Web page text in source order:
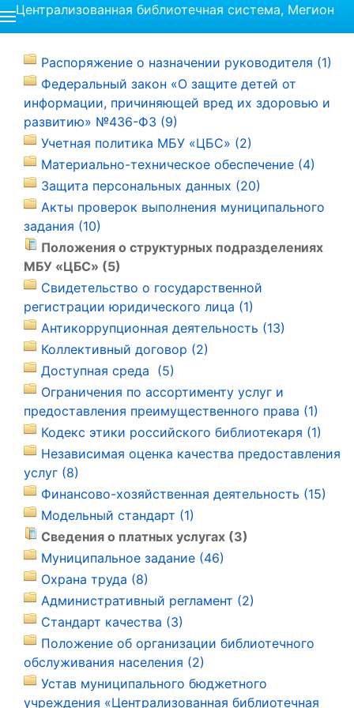
Централизованная библиотечная система, Мегион
Распоряжение о назначении руководителя (1)
Федеральный закон «О защите детей от
информации, причиняющей вред их здоровью и
развитию» №436-ФЗ (9)
Учетная политика МБУ «ЦБС» (2)
Материально-техническое обеспечение (4)
Защита персональных данных (20)
Акты проверок выполнения муниципального
задания (10)
Положения о структурных подразделениях
МБУ «ЦБС» (5)
Свидетельство о государственной
регистрации юридического лица (1)
Антикоррупционная деятельность (13)
Коллективный договор (2)
Доступная среда (5)
Ограничения по ассортименту услуг и
предоставления преимущественного права (1)
Кодекс этики российского библиотекаря (1)
Независимая оценка качества предоставления
услуг (8)
Финансово-хозяйственная деятельность (15)
Модельный стандарт (1)
Сведения о платных услугах (3)
Муниципальное задание (46)
Охрана труда (8)
Административный регламент (2)
Стандарт качества (3)
Положение об организации библиотечного
обслуживания населения (2)
Устав муниципального бюджетного
учреждения «Централизованная библиотечная